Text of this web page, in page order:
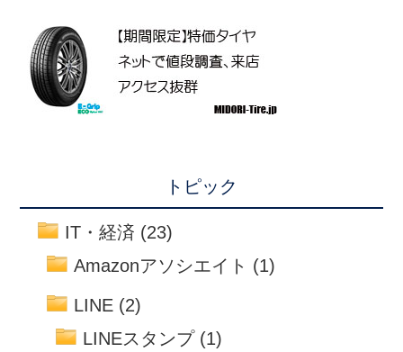
トピック
IT・経済 (23)
Amazonアソシエイト (1)
LINE (2)
LINEスタンプ(1)